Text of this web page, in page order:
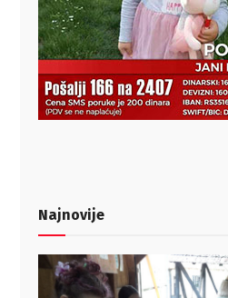
Najnovije